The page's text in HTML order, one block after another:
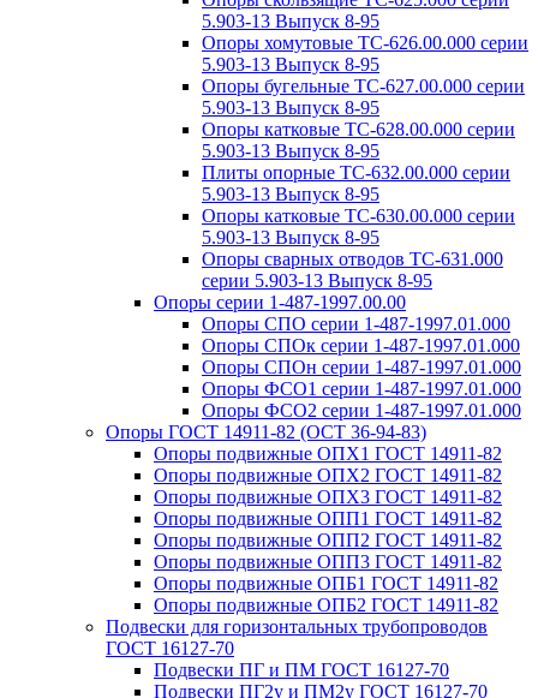
5.903-13 Выпуск 8-95
Опоры хомутовые ТС-626.00.000 серии
5.903-13 Выпуск 8-95
Опоры бугельные ТС-627.00.000 серии
5.903-13 Выпуск 8-95
Опоры катковые ТС-628.00.000 серии
5.903-13 Выпуск 8-95
Плиты опорные ТС-632.00.000 серии
5.903-13 Выпуск 8-95
Опоры катковые ТС-630.00.000 серии
5.903-13 Выпуск 8-95
Опоры сварных отводов ТС-631.000
серии 5.903-13 Выпуск 8-95
Опоры серии 1-487-1997.00.00
Опоры СПО серии 1-487-1997.01.000
Опоры СПОк серии 1-487-1997.01.000
Опоры СПОн серии 1-487-1997.01.000
Опоры ФСО1 серии 1-487-1997.01.000
Опоры ФСО2 серии 1-487-1997.01.000
Опоры ГОСТ 14911-82 (ОСТ 36-94-83)
Опоры подвижные ОПХ1 ГОСТ 14911-82
Опоры подвижные ОПХ2 ГОСТ 14911-82
Опоры подвижные ОПХ3 ГОСТ 14911-82
Опоры подвижные ОПП1 ГОСТ 14911-82
Опоры подвижные ОПП2 ГОСТ 14911-82
Опоры подвижные ОПП3 ГОСТ 14911-82
Опоры подвижные ОПБ1 ГОСТ 14911-82
Опоры подвижные ОПБ2 ГОСТ 14911-82
Подвески для горизонтальных трубопроводов
ГОСТ 16127-70
Подвески ПГ и ПМ ГОСТ 16127-70
Подвески ПГ2у и ПМ2у ГОСТ 16127-70